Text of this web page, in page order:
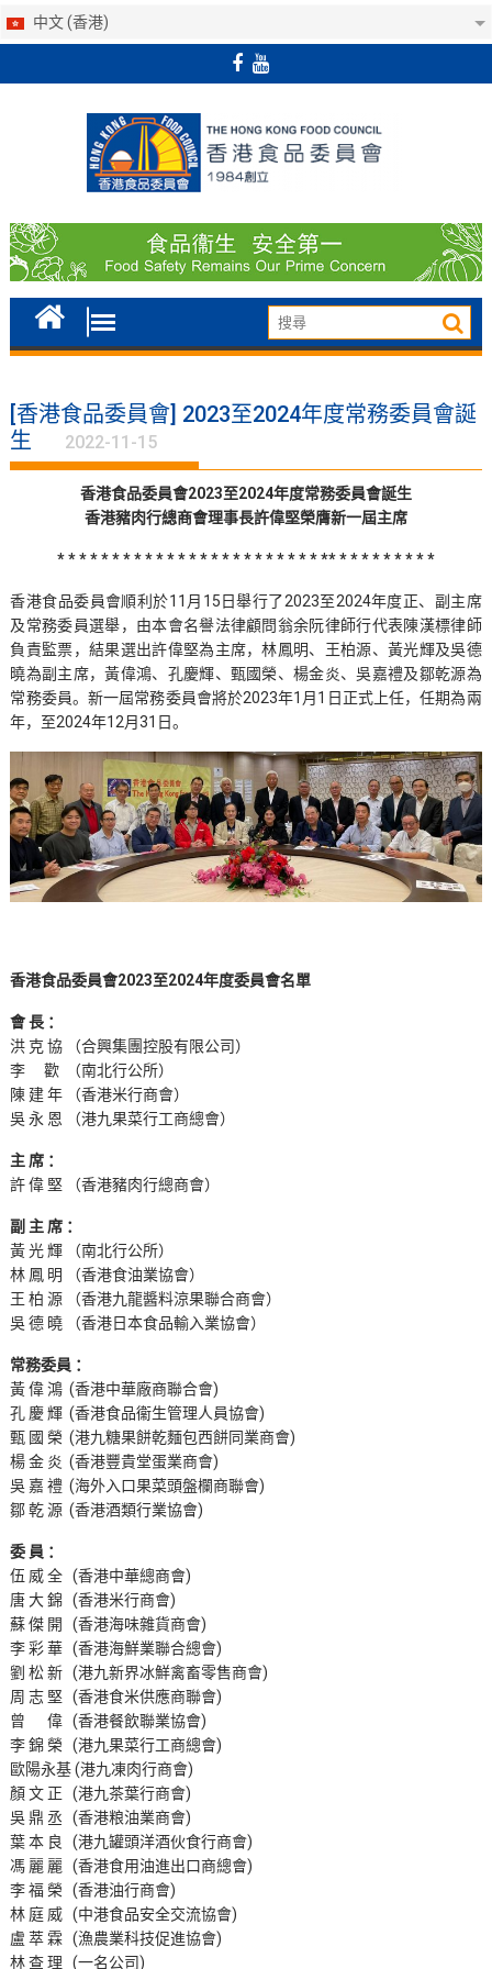
中文 (香港)
[香港食品委員會] 2023至2024年度常務委員會誕
生
2022-11-15
香港食品委員會2023至2024年度常務委員會誕生
香港豬肉行總商會理事長許偉堅榮膺新一屆主席
* * * * * * * * * * * * * * * * * * * * * * * * ** * * * * * * * * *
香港食品委員會順利於11月15日舉行了2023至2024年度正、副主席
及常務委員選舉，由本會名譽法律顧問翁余阮律師行代表陳漢標律師
負責監票，結果選出許偉堅為主席，林鳳明、王柏源、黃光輝及吳德
曉為副主席，黃偉鴻、孔慶輝、甄國榮、楊金炎、吳嘉禮及鄒乾源為
常務委員。新一屆常務委員會將於2023年1月1日正式上任，任期為兩
年，至2024年12月31日。
香港食品委員會2023至2024年度委員會名單
會 長 ：
洪 克 協 （合興集團控股有限公司）
李 歡 （南北行公所）
陳 建 年 （香港米行商會）
吳 永 恩 （港九果菜行工商總會）
主 席 ：
許 偉 堅 （香港豬肉行總商會）
副 主 席 ：
黃 光 輝 （南北行公所）
林 鳳 明 （香港食油業協會）
王 柏 源 （香港九龍醬料涼果聯合商會）
吳 德 曉 （香港日本食品輸入業協會）
常務委員 ：
黃 偉 鴻 (香港中華廠商聯合會)
孔 慶 輝 (香港食品衞生管理人員協會)
甄 國 榮 (港九糖果餅乾麵包西餅同業商會)
楊 金 炎 (香港豐貴堂蛋業商會)
吳 嘉 禮 (海外入口果菜頭盤欄商聯會)
鄒 乾 源 (香港酒類行業協會)
委 員 ：
伍 威 全 (香港中華總商會)
唐 大 錦 (香港米行商會)
蘇 傑 開 (香港海味雜貨商會)
李 彩 華 (香港海鮮業聯合總會)
劉 松 新 (港九新界冰鮮禽畜零售商會)
周 志 堅 (香港食米供應商聯會)
曾 偉 (香港餐飲聯業協會)
李 錦 榮 (港九果菜行工商總會)
歐陽永基 (港九凍肉行商會)
顏 文 正 (港九茶葉行商會)
吳 鼎 丞 (香港粮油業商會)
葉 本 良 (港九罐頭洋酒伙食行商會)
馮 麗 麗 (香港食用油進出口商總會)
李 福 榮 (香港油行商會)
林 庭 威 (中港食品安全交流協會)
盧 萃 霖 (漁農業科技促進協會)
林 查 理 (一名公司)